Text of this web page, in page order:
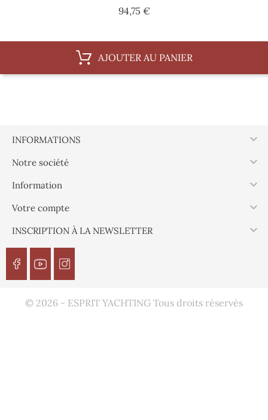
94,75 €Prix
AJOUTER AU PANIER
INFORMATIONS 
Notre société 
Information 
Votre compte 
INSCRIPTION À LA NEWSLETTER 
© 2026 - ESPRIT YACHTING Tous droits réservés